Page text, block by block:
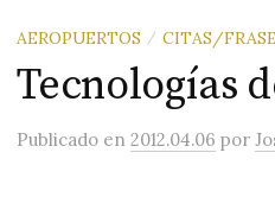
AEROPUERTOS / CITAS/
Tecnologías
Publicado en2012.04.06 por